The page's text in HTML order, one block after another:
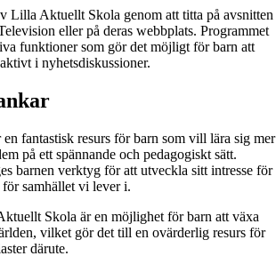
Lilla Aktuellt Skola genom att titta på avsnitten
eller på deras webbplats. Programmet
funktioner som gör det möjligt för barn att
i nyhetsdiskussioner.
fantastisk resurs för barn som vill lära sig mer
på ett spännande och pedagogiskt sätt.
barnen verktyg för att utveckla sitt intresse för
samhället vi lever i.
Skola är en möjlighet för barn att växa
vilket gör det till en ovärderlig resurs för
därute.